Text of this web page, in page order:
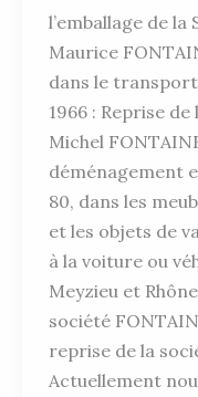
l’emballage de la
Maurice
dans le transport
1966 : Reprise
Michel
déménagement
80, dans les
et les objets de
à la voiture ou
Meyzieu et
société
reprise de la
Actuellement